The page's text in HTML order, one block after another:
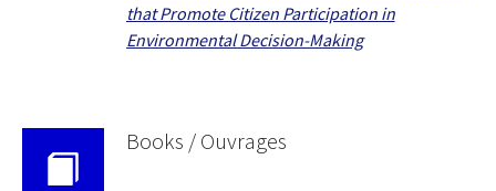
that Promote Citizen Participation in
Environmental Decision-Making
Books / Ouvrages